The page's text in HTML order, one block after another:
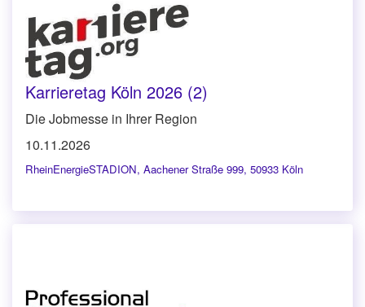
Karrieretag Köln 2026 (2)
Die Jobmesse in Ihrer Region
10.11.2026
RheinEnergieSTADION, Aachener Straße 999, 50933 Köln